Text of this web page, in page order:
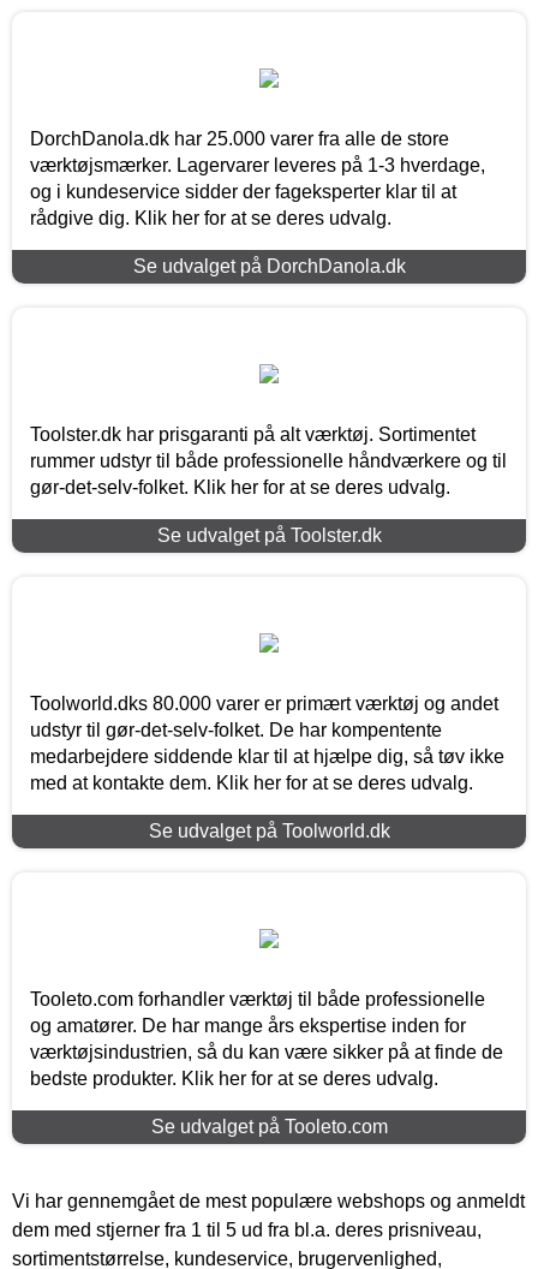
DorchDanola.dk har 25.000 varer fra alle de store
værktøjsmærker. Lagervarer leveres på 1-3 hverdage,
og i kundeservice sidder der fageksperter klar til at
rådgive dig. Klik her for at se deres udvalg.
Se udvalget på DorchDanola.dk
Toolster.dk har prisgaranti på alt værktøj. Sortimentet
rummer udstyr til både professionelle håndværkere og til
gør-det-selv-folket. Klik her for at se deres udvalg.
Se udvalget på Toolster.dk
Toolworld.dks 80.000 varer er primært værktøj og andet
udstyr til gør-det-selv-folket. De har kompentente
medarbejdere siddende klar til at hjælpe dig, så tøv ikke
med at kontakte dem. Klik her for at se deres udvalg.
Se udvalget på Toolworld.dk
Tooleto.com forhandler værktøj til både professionelle
og amatører. De har mange års ekspertise inden for
værktøjsindustrien, så du kan være sikker på at finde de
bedste produkter. Klik her for at se deres udvalg.
Se udvalget på Tooleto.com
Vi har gennemgået de mest populære webshops og anmeldt
dem med stjerner fra 1 til 5 ud fra bl.a. deres prisniveau,
sortimentstørrelse, kundeservice, brugervenlighed,